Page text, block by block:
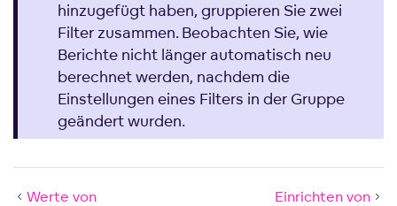
hinzugefügt haben, gruppieren Sie zwei
Filter zusammen. Beobachten Sie, wie
Berichte nicht länger automatisch neu
berechnet werden, nachdem die
Einstellungen eines Filters in der Gruppe
geändert wurden.
Werte von
Einrichten von